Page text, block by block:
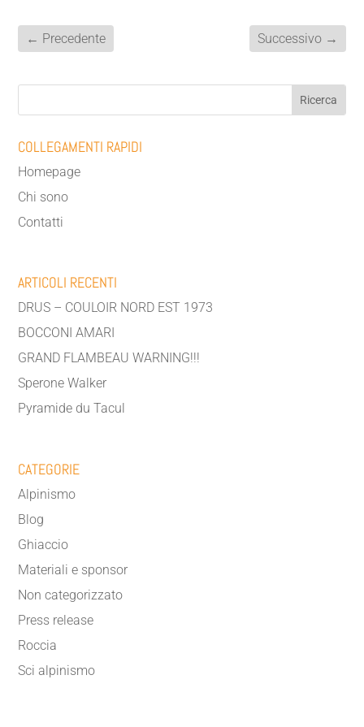
← Precedente Successivo→
COLLEGAMENTI RAPIDI
Homepage
Chi sono
Contatti
ARTICOLI RECENTI
DRUS – COULOIR NORD EST 1973
BOCCONI AMARI
GRAND FLAMBEAU WARNING!!!
Sperone Walker
Pyramide du Tacul
CATEGORIE
Alpinismo
Blog
Ghiaccio
Materiali e sponsor
Non categorizzato
Press release
Roccia
Sci alpinismo